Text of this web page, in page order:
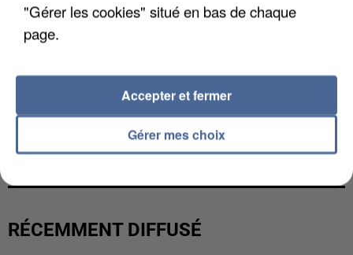
L’UN DES FONDATEURS SUPPOSÉS DE LA DZ
MAFIA INTERPELLÉ EN ALGÉRIE
RÉCEMMENT DIFFUSÉ
"Gérer les cookies" situé en bas de chaque
page.
Gérer mes choix
Accepter et fermer